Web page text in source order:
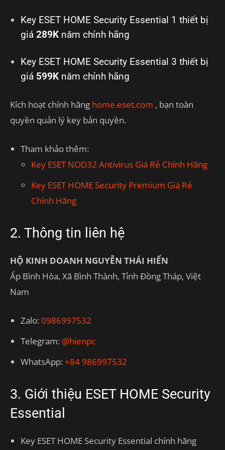
Key ESET HOME Security Essential 1 thiết bị
giá 289K năm chính hãng
Key ESET HOME Security Essential 3 thiết bị
giá 599K năm chính hãng
Kích hoạt chính hãng home.eset.com , bạn toàn
quyền quản lý key bản quyền.
Tham khảo thêm:
Key ESET NOD32 Antivirus Giá Rẻ Chính Hãng
Key ESET HOME Security Premium Giá Rẻ
Chính Hãng
2. Thông tin liên hệ
HỘ KINH DOANH NGUYỄN THÁI HIỂN
Ấp Bình Hòa, Xã Bình Thành, Tỉnh Đồng Tháp, Việt
Nam
Zalo: 0986997532
Telegram: @hienpc
WhatsApp: +84 986997532
3. Giới thiệu ESET HOME Security
Essential
Key ESET HOME Security Essential chính hãng